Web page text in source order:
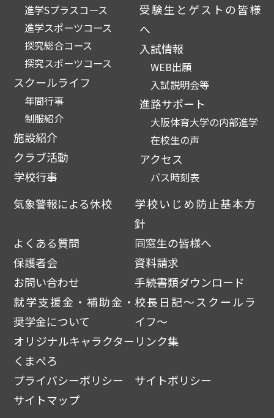
進学Sプラスコース
進学スポーツコース
探究総合コース
探究スポーツコース
スクールライフ
年間行事
制服紹介
施設紹介
クラブ活動
学校行事
受験生とゲストの皆様
へ
入試情報
WEB出願
入試説明会等
進路サポート
大阪体育大学の内部進学
在校生の声
アクセス
バス時刻表
気象警報による休校
学校いじめ防止基本方
針
よくある質問
同窓生の皆様へ
保護者会
資料請求
お問い合わせ
手続書類ダウンロード
就学支援金・補助金・
奨学金について
校長日記～スクールラ
イフ～
オリジナルキャラクター
くまぺろ
リンク集
プライバシーポリシー
サイトポリシー
サイトマップ